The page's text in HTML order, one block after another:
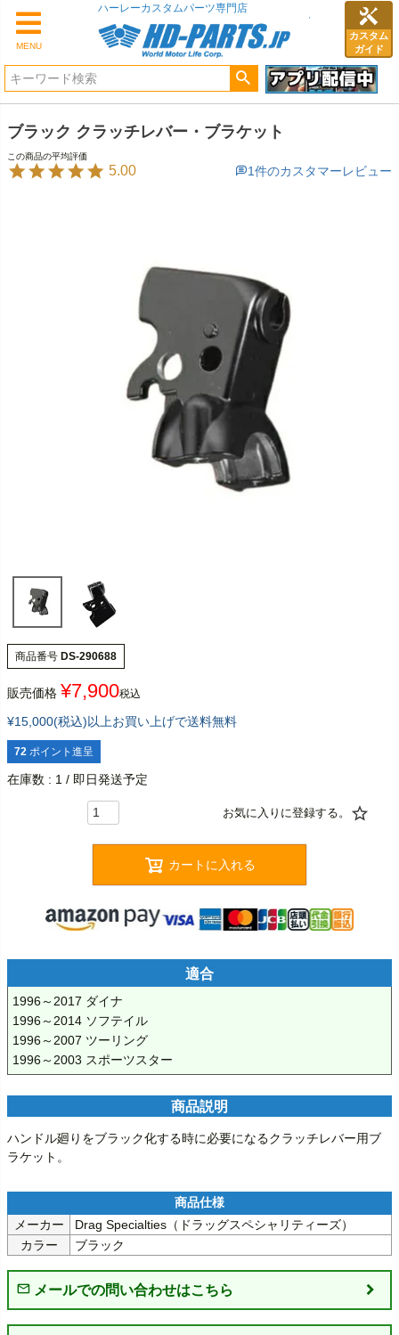
MENU
カスタム
ガイド
ハーレーカスタムパーツ専門店
ブラック クラッチレバー・ブラケット
5.00 1
商品番号 DS-290688
販売価格 ¥7,900税込
¥15,000(税込)以上お買い上げで送料無料
72 ポイント進呈
在庫数 1 / 即日発送予定
カートに入れる
適合
1996～2017 ダイナ
1996～2014 ソフテイル
1996～2007 ツーリング
1996～2003 スポーツスター
商品説明
ハンドル廻りをブラック化する時に必要になるクラッチレバー用ブ
ラケット。
メーカー
Drag Specialties（ドラッグスペシャリティーズ）
カラー
ブラック